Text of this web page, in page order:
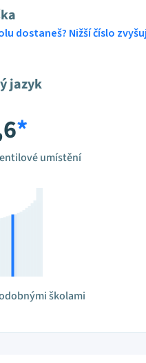
dostaneš? Nižší číslo
jazyk
*
umístění
školami